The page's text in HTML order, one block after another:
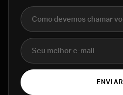
Nome completo
E-mail
ENVIAR